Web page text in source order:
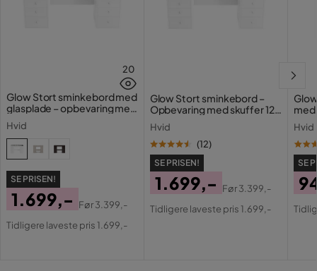
20
Glow Stort sminkebord med
glasplade – opbevaring med
skuffer og rum 120 cm
Hvid
SE PRISEN!
Pris
1.699,-
Original
Før3.399,-
Tidligere laveste pris 1.699,-
Glow Stort sminkebord –
Opbevaring med skuffer 120
cm
Hvid
(12)
SE PRISEN!
Pris
1.699,-
Original
Før3.399,-
Tidligere laveste pris 1.699,-
med
Hvid
SE